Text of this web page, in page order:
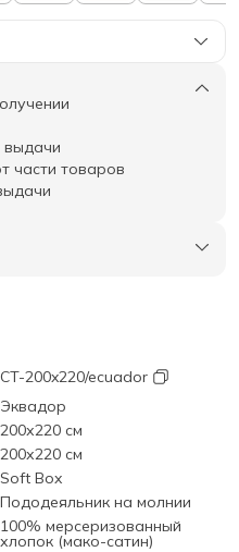
выдачи
части товаров
CT-200x220/ecuador
Эквадор
200х220 см
200х220 см
Soft Box
Пододеяльник на молнии
100% мерсеризованный
хлопок (мако-сатин)